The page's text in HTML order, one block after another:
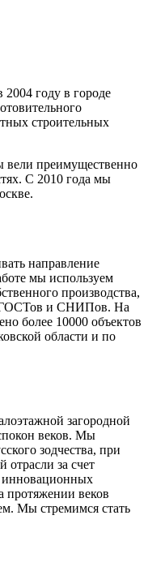
году в городе
строительных
вели преимущественно
С 2010 года мы
направление
мы используем
производства,
ГОСТов и СНИПов. На
более 10000 объектов
области и по
загородной
веков. Мы
зодчества, при
отрасли за счет
протяжении веков
Мы стремимся стать